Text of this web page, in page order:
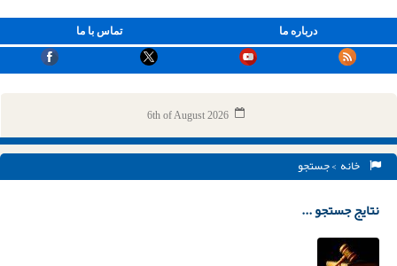
تماس با ما درباره ما
6th of August 2026
خانه > جستجو
نتایج جستجو ...